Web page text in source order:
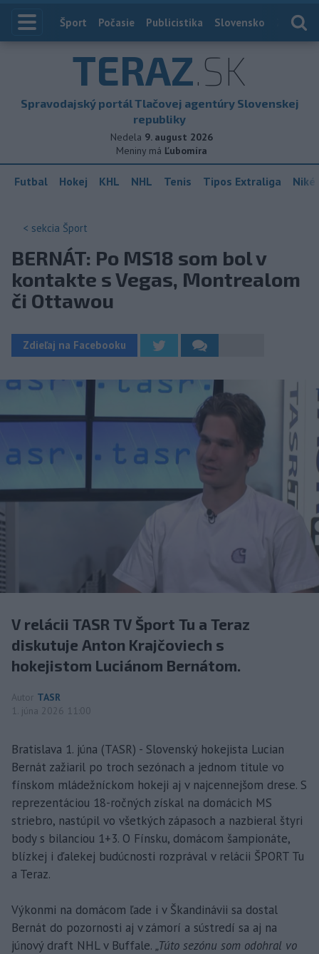
Index
Šport Počasie Publicistika Slovensko
TERAZ.SK
Spravodajský portál Tlačovej agentúry Slovenskej
republiky
Nedela 9. august 2026
Meniny má Ľubomíra
Futbal Hokej KHL NHL Tenis Tipos Extraliga
< sekcia Šport
BERNÁT: Po MS18 som bol v
kontakte s Vegas, Montrealom
či Ottawou
Zdieľaj na Facebooku
V relácii TASR TV Šport Tu a Teraz
diskutuje Anton Krajčoviech s
hokejistom Luciánom Bernátom.
Autor TASR
1. júna 2026 11:00
Bratislava 1. júna (TASR) - Slovenský hokejista Lucian
Bernát zažiaril po troch sezónach a jednom titule vo
fínskom mládežníckom hokeji aj v najcennejšom drese. S
reprezentáciou 18-ročných získal na domácich MS
striebro, nastúpil vo všetkých zápasoch a nazbieral štyri
body s bilanciou 1+3. O Fínsku, domácom šampionáte,
blízkej i ďalekej budúcnosti rozprával v relácii ŠPORT Tu
a Teraz.
Výkonmi na domácom ľade i v Škandinávii sa dostal
Bernát do pozornosti aj v zámorí a sústredí sa aj na
júnový draft NHL v Buffale. „Túto sezónu som odohral vo